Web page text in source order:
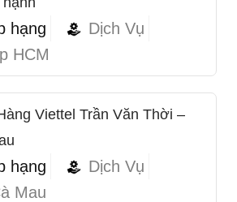
hạng
Dịch Vụ
HCM
Viettel Trần Văn Thời –
hạng
Dịch Vụ
Mau